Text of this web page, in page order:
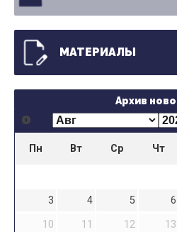
МАТЕРИАЛЫ
Архив
Пн Вт Ср Чт
3
4 5 6
10
11 12 13